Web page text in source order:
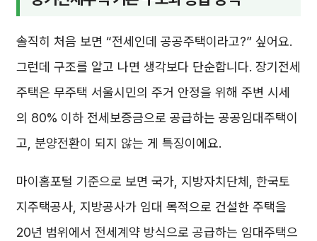
솔직히 처음 보면 “전세인데 공공주택이라고?” 싶어요.
그런데 구조를 알고 나면 생각보다 단순합니다. 장기전세
주택은 무주택 서울시민의 주거 안정을 위해 주변 시세
의 80% 이하 전세보증금으로 공급하는 공공임대주택이
고, 분양전환이 되지 않는 게 특징이에요.
마이홈포털 기준으로 보면 국가, 지방자치단체, 한국토
지주택공사, 지방공사가 임대 목적으로 건설한 주택을
20년 범위에서 전세계약 방식으로 공급하는 임대주택으